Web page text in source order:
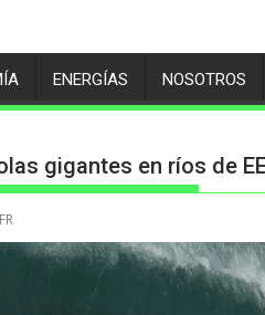
ENERGÍAS NOSOTROS
gigantes en ríos de